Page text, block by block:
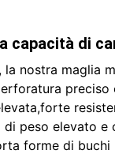
capacità di
nostra maglia
preciso
peso elevato e
forme di buchi